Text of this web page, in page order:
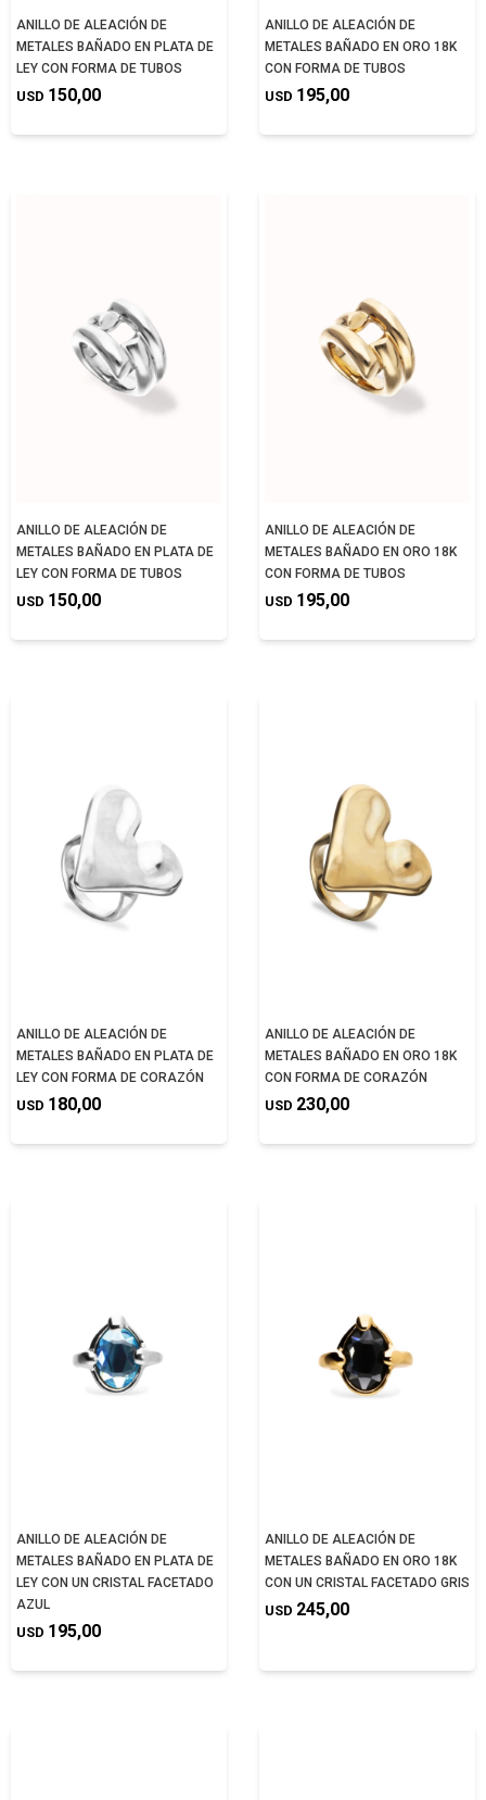
ANILLO DE ALEACIÓN DE
METALES BAÑADO EN PLATA DE
LEY CON FORMA DE TUBOS
USD 150,00
ANILLO DE ALEACIÓN DE
METALES BAÑADO EN ORO 18K
CON FORMA DE TUBOS
USD 195,00
ANILLO DE ALEACIÓN DE
METALES BAÑADO EN PLATA DE
LEY CON FORMA DE TUBOS
USD 150,00
ANILLO DE ALEACIÓN DE
METALES BAÑADO EN ORO 18K
CON FORMA DE TUBOS
USD 195,00
ANILLO DE ALEACIÓN DE
METALES BAÑADO EN PLATA DE
LEY CON FORMA DE CORAZÓN
USD 180,00
ANILLO DE ALEACIÓN DE
METALES BAÑADO EN ORO 18K
CON FORMA DE CORAZÓN
USD 230,00
ANILLO DE ALEACIÓN DE
METALES BAÑADO EN PLATA DE
LEY CON UN CRISTAL FACETADO
AZUL
USD 195,00
ANILLO DE ALEACIÓN DE
METALES BAÑADO EN ORO 18K
CON UN CRISTAL FACETADO GRIS
USD 245,00